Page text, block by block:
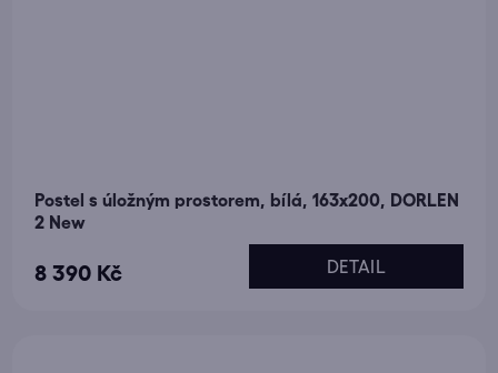
Postel s úložným prostorem, bílá, 163x200, DORLEN
2 New
8 390 Kč DETAIL